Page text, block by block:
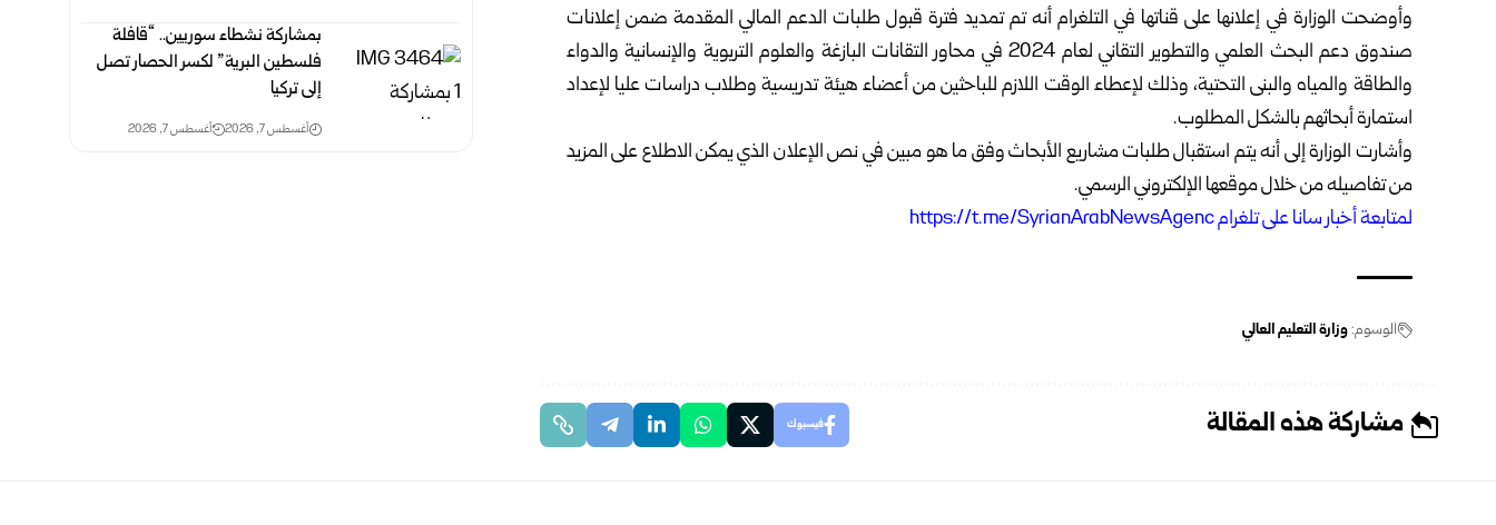
وأوضحت الوزارة في إعلانها على قناتها في التلغرام أنه تم تمديد فترة قبول طلبات الدعم المالي ‏المقدمة ضمن إعلانات
صندوق دعم البحث العلمي والتطوير التقاني لعام 2024 في ‏محاور التقانات البازغة والعلوم التربوية والإنسانية والدواء
والطاقة والمياه والبنى ‏التحتية، وذلك لإعطاء الوقت اللازم للباحثين من أعضاء هيئة تدريسية وطلاب ‏دراسات عليا لإعداد
استمارة أبحاثهم بالشكل المطلوب.‏
وأشارت الوزارة إلى أنه يتم استقبال طلبات مشاريع الأبحاث وفق ما هو مبين في ‏نص الإعلان الذي يمكن الاطلاع على المزيد
من تفاصيله من خلال موقعها الإلكتروني الرسمي.‏
لمتابعة أخبار سانا على تلغرام https://t.me/SyrianArabNewsAgenc
الوسوم:وزارة التعليم العالي
مشاركة هذه المقالة فيسبوك
بمشاركة نشطاء سوريين.. “قافلة
فلسطين البرية” لكسر الحصار تصل
إلى تركيا
أغسطس 7, 2026 أغسطس 7, 2026